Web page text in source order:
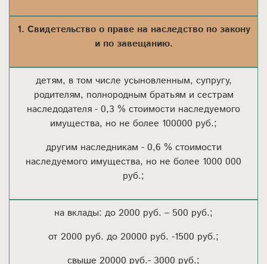
1. Свидетельство о праве на наследство по закону
и по завещанию.
детям, в том числе усыновленным, супругу,
родителям, полнородным братьям и сестрам
наследодателя - 0,3 % стоимости наследуемого
имущества, но не более 100000 руб.;
другим наследникам - 0,6 % стоимости
наследуемого имущества, но не более 1000 000
руб.;
на вклады: до 2000 руб. – 500 руб.;
от 2000 руб. до 20000 руб. -1500 руб.;
свыше 20000 руб.- 3000 руб.;